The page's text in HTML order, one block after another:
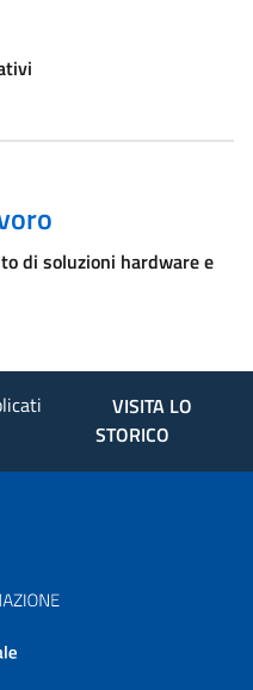
di soluzioni hardware e
VISITA LO
STORICO